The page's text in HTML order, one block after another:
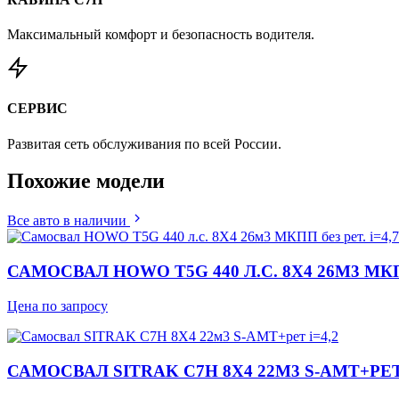
Максимальный комфорт и безопасность водителя.
СЕРВИС
Развитая сеть обслуживания по всей России.
Похожие модели
Все авто в наличии
САМОСВАЛ HOWO T5G 440 Л.С. 8Х4 26М3
Цена по запросу
САМОСВАЛ SITRAK C7H 8Х4 22М3 S-